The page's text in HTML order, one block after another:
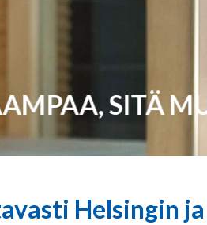
SITÄ
Helsingin